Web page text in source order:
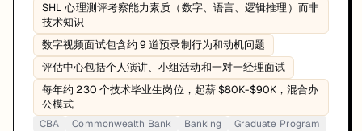
SHL 心理测评考察能力素质（数字、语言、逻辑推理）而非
技术知识
数字视频面试包含约 9 道预录制行为和动机问题
评估中心包括个人演讲、小组活动和一对一经理面试
每年约 230 个技术毕业生岗位，起薪 $80K-$90K，混合办
公模式
CBA Commonwealth Bank Banking
Graduate Program